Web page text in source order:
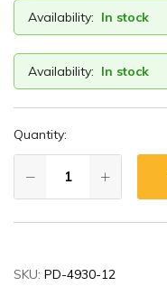
Availability: In stock
Availability: In stock
Quantity:
SKU: PD-4930-12